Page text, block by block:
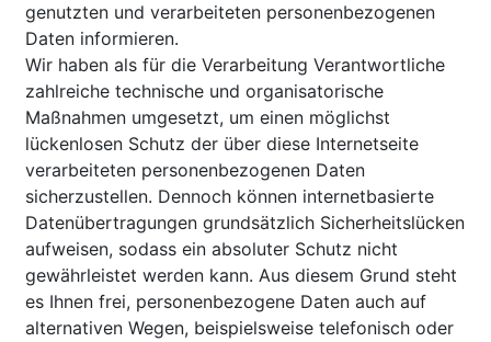
genutzten und verarbeiteten personenbezogenen
Daten informieren.
Wir haben als für die Verarbeitung Verantwortliche
zahlreiche technische und organisatorische
Maßnahmen umgesetzt, um einen möglichst
lückenlosen Schutz der über diese Internetseite
verarbeiteten personenbezogenen Daten
sicherzustellen. Dennoch können internetbasierte
Datenübertragungen grundsätzlich Sicherheitslücken
aufweisen, sodass ein absoluter Schutz nicht
gewährleistet werden kann. Aus diesem Grund steht
es Ihnen frei, personenbezogene Daten auch auf
alternativen Wegen, beispielsweise telefonisch oder